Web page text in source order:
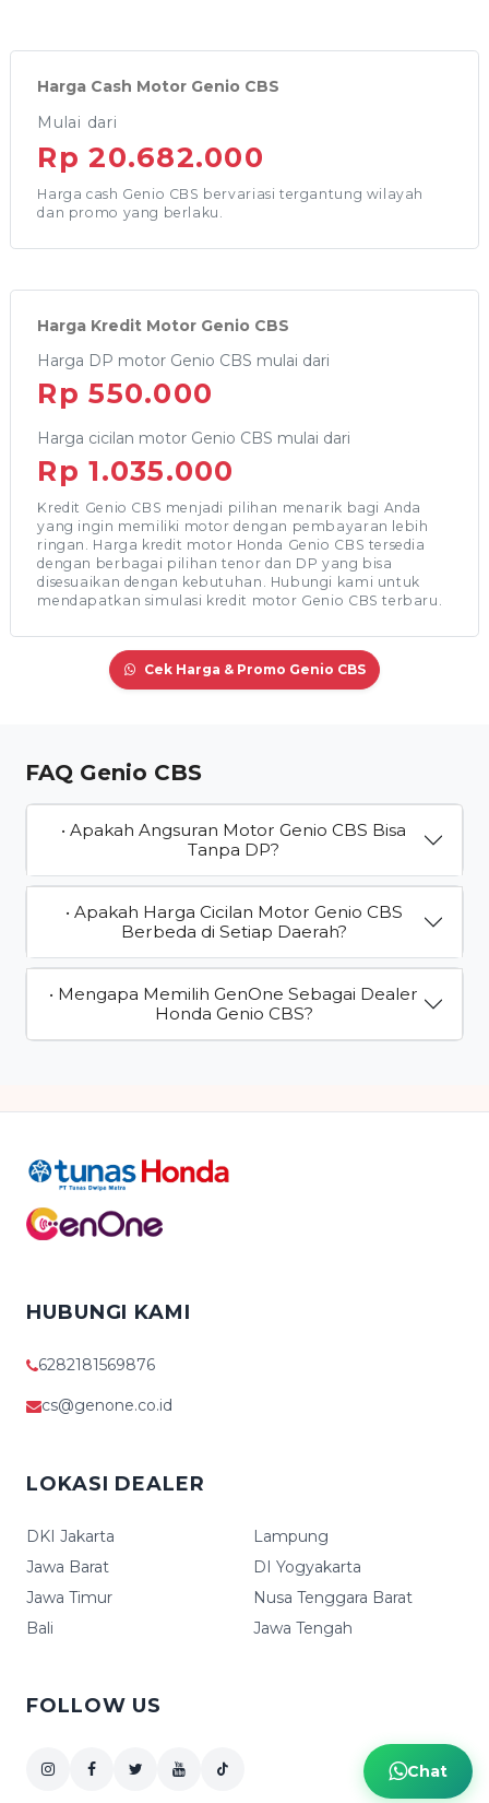
Harga Cash Motor Genio CBS
Mulai dari
Rp 20.682.000
Harga cash Genio CBS bervariasi tergantung wilayah
dan promo yang berlaku.
Harga Kredit Motor Genio CBS
Harga DP motor Genio CBS mulai dari
Rp 550.000
Harga cicilan motor Genio CBS mulai dari
Rp 1.035.000
Kredit Genio CBS menjadi pilihan menarik bagi Anda
yang ingin memiliki motor dengan pembayaran lebih
ringan. Harga kredit motor Honda Genio CBS tersedia
dengan berbagai pilihan tenor dan DP yang bisa
disesuaikan dengan kebutuhan. Hubungi kami untuk
mendapatkan simulasi kredit motor Genio CBS terbaru.
Cek Harga & Promo Genio CBS
FAQ Genio CBS
• Apakah Angsuran Motor Genio CBS Bisa
Tanpa DP?
• Apakah Harga Cicilan Motor Genio CBS
Berbeda di Setiap Daerah?
• Mengapa Memilih GenOne Sebagai Dealer
Honda Genio CBS?
HUBUNGI KAMI
6282181569876
cs@genone.co.id
LOKASI DEALER
DKI Jakarta
Lampung
Jawa Barat
DI Yogyakarta
Jawa Timur
Nusa Tenggara Barat
Bali
Jawa Tengah
FOLLOW US
Chat